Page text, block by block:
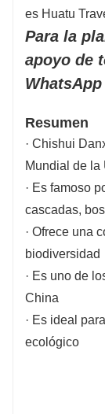
es Huatu
Para la
apoyo de
WhatsApp
Resumen
· Chishui
Mundial de la
· Es famoso
cascadas,
· Ofrece una
biodiversidad
· Es uno de
China
· Es ideal
ecológico